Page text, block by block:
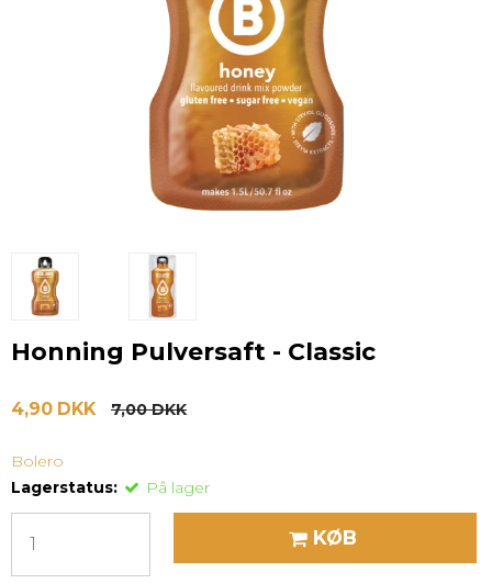
Honning Pulversaft - Classic
4,90 DKK 7,00 DKK
Bolero
Lagerstatus:
På lager
KØB